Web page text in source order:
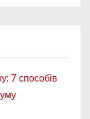
7 способів